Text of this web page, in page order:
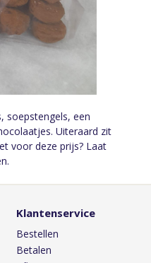
soepstengels, een
Uiteraard zit
voor deze prijs? Laat
Klantenservice
Bestellen
Betalen